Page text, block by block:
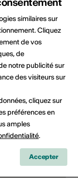
Autre
similaires sur
Cliquez
de vos
de
notre publicité sur
des visiteurs sur
cliquez sur
préférences en
amples
.
Accepter